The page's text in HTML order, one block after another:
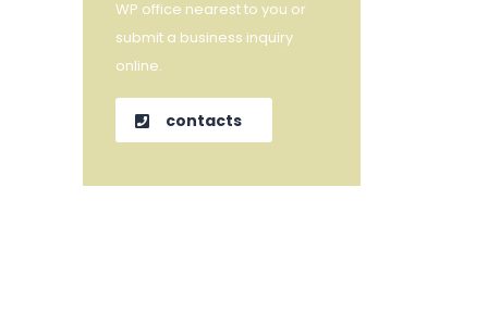
WP office nearest to you or
submit a business inquiry
online.
contacts